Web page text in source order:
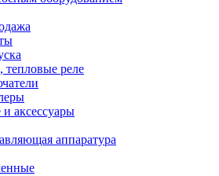
тепловые реле
аксессуары
аппаратура